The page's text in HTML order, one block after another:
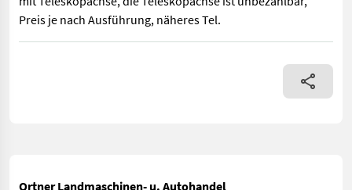
Preis je nach Ausführung, näheres Tel.
Ostler Hoftrac ab Februar zu besichtigen, in
Ortner Landmaschinen- u. Autohandel